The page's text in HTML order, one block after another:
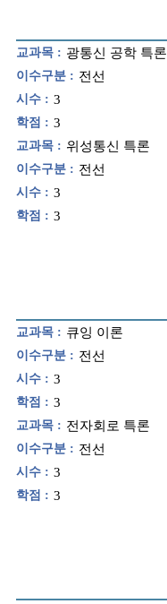
교과목 : 광통신 공학 특론
이수구분 : 전선
시수 : 3
학점 : 3
교과목 : 위성통신 특론
이수구분 : 전선
시수 : 3
학점 : 3
교과목 : 큐잉 이론
이수구분 : 전선
시수 : 3
학점 : 3
교과목 : 전자회로 특론
이수구분 : 전선
시수 : 3
학점 : 3